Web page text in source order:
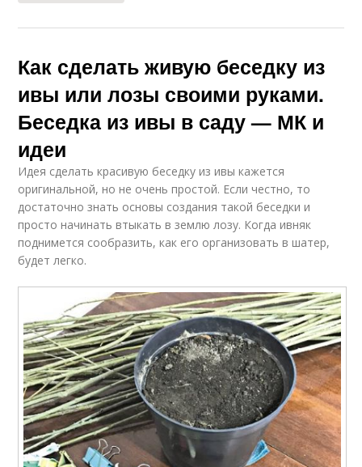
Как сделать живую беседку из
ивы или лозы своими руками.
Беседка из ивы в саду — МК и
идеи
Идея сделать красивую беседку из ивы кажется
оригинальной, но не очень простой. Если честно, то
достаточно знать основы создания такой беседки и
просто начинать втыкать в землю лозу. Когда ивняк
поднимется сообразить, как его организовать в шатер,
будет легко.